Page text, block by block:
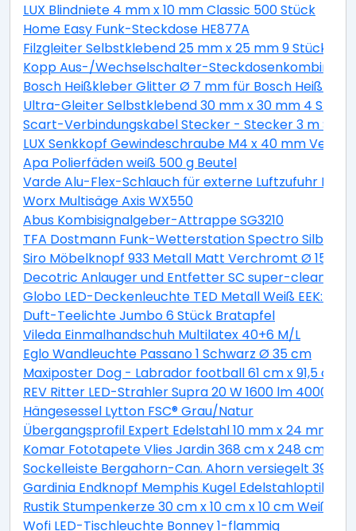
LUX Blindniete 4 mm x 10 mm Classic 500 Stück
Home Easy Funk-Steckdose HE877A
Filzgleiter Selbstklebend 25 mm x 25 mm 9 Stück
Kopp Aus-/Wechselschalter-
Bosch Heißkleber Glitter Ø 7 mm für Bosch
Ultra-Gleiter Selbstklebend 30 mm x 30 mm 4 Stück
Scart-Verbindungskabel Stecker - Stecker 3 m
LUX Senkkopf Gewindeschraube M4 x 40 mm
Apa Polierfäden weiß 500 g Beutel
Varde Alu-Flex-Schlauch für externe Luftzufuhr
Worx Multisäge Axis WX550
Abus Kombisignalgeber-Attrappe SG3210
TFA Dostmann Funk-Wetterstation Spectro Silber
Siro Möbelknopf 933 Metall Matt Verchromt Ø 15 mm
Decotric Anlauger und Entfetter SC super-clean 500
Globo LED-Deckenleuchte TED Metall Weiß EEK: A+
Duft-Teelichte Jumbo 6 Stück Bratapfel
Vileda Einmalhandschuh Multilatex 40+6 M/L
Eglo Wandleuchte Passano 1 Schwarz Ø 35 cm
Maxiposter Dog - Labrador football 61 cm x 91,5 cm
REV Ritter LED-Strahler Supra 20 W 1600 lm 4000 K
Hängesessel Lytton FSC® Grau/Natur
Übergangsprofil Expert Edelstahl 10 mm x 24 mm
Komar Fototapete Vlies Jardin 368 cm x 248 cm
Sockelleiste Bergahorn-Can. Ahorn versiegelt 39
Gardinia Endknopf Memphis Kugel Edelstahloptik 2-
Rustik Stumpenkerze 30 cm x 10 cm x 10 cm Weiß
Wofi LED-Tischleuchte Bonney 1-flammig